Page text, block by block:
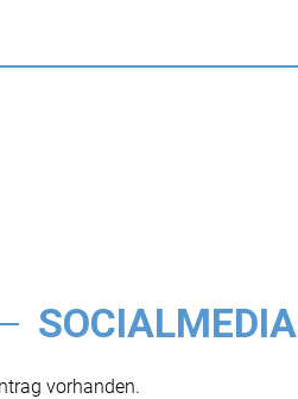
SOCIALMEDIA
vorhanden.